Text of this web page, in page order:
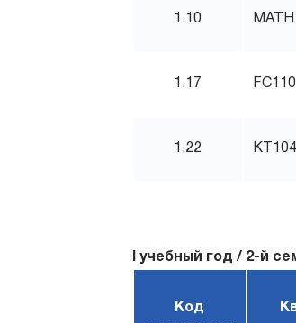
1.10
1.17 FC110
1.22 KT104
I учебный год / 2-й
Код